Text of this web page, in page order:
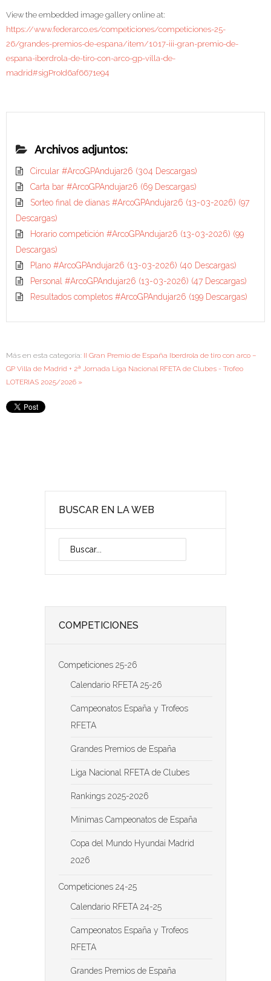
View the embedded image gallery online at:
https://www.federarco.es/competiciones/competiciones-25-
26/grandes-premios-de-espana/item/1017-iii-gran-premio-de-
espana-iberdrola-de-tiro-con-arco-gp-villa-de-
madrid#sigProId6af6671e94
Archivos adjuntos:
Circular #ArcoGPAndujar26 (304 Descargas)
Carta bar #ArcoGPAndujar26 (69 Descargas)
Sorteo final de dianas #ArcoGPAndujar26 (13-03-2026) (97
Descargas)
Horario competición #ArcoGPAndujar26 (13-03-2026) (99
Descargas)
Plano #ArcoGPAndujar26 (13-03-2026) (40 Descargas)
Personal #ArcoGPAndujar26 (13-03-2026) (47 Descargas)
Resultados completos #ArcoGPAndujar26 (199 Descargas)
Más en esta categoría: II Gran Premio de España Iberdrola de tiro con arco –
GP Villa de Madrid + 2ª Jornada Liga Nacional RFETA de Clubes - Trofeo
LOTERIAS 2025/2026 »
BUSCAR EN LA WEB
COMPETICIONES
Competiciones 25-26
Calendario RFETA 25-26
Campeonatos España y Trofeos
RFETA
Grandes Premios de España
Liga Nacional RFETA de Clubes
Rankings 2025-2026
Mínimas Campeonatos de España
Copa del Mundo Hyundai Madrid
2026
Competiciones 24-25
Calendario RFETA 24-25
Campeonatos España y Trofeos
RFETA
Grandes Premios de España